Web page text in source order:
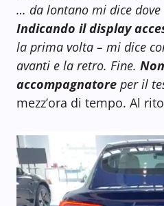
… da lontano mi dice dove
Indicando il display
la prima volta – mi dice
avanti e la retro. Fine.
accompagnatore per il
mezz’ora di tempo. Al